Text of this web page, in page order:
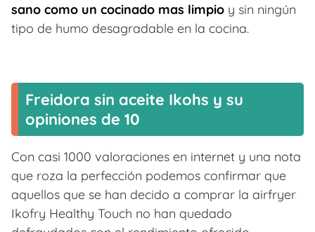
sano como un cocinado mas limpio y sin ningún
tipo de humo desagradable en la cocina.
Freidora sin aceite Ikohs y su
opiniones de 10
Con casi 1000 valoraciones en internet y una nota
que roza la perfección podemos confirmar que
aquellos que se han decido a comprar la airfryer
Ikofry Healthy Touch no han quedado